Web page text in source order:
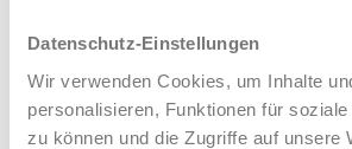
Datenschutz-Einstellungen
Wir verwenden Cookies, um Inhalte
personalisieren, Funktionen für
zu können und die Zugriffe auf unsere